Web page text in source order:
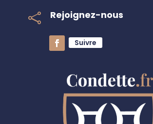
 Rejoignez-nous
Suivre